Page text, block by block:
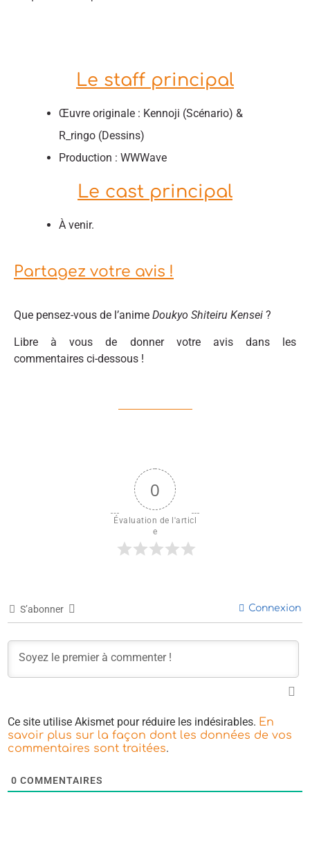
Le staff principal
Œuvre originale : Kennoji (Scénario) &
R_ringo (Dessins)
Production : WWWave
Le cast principal
À venir.
Partagez votre avis !
Que pensez-vous de l’anime Doukyo Shiteiru Kensei ?
Libre à vous de donner votre avis dans les
commentaires ci-dessous !
0
Évaluation de l'articl
e
S’abonner Connexion
Ce site utilise Akismet pour réduire les indésirables. En
savoir plus sur la façon dont les données de vos
commentaires sont traitées.
0 COMMENTAIRES